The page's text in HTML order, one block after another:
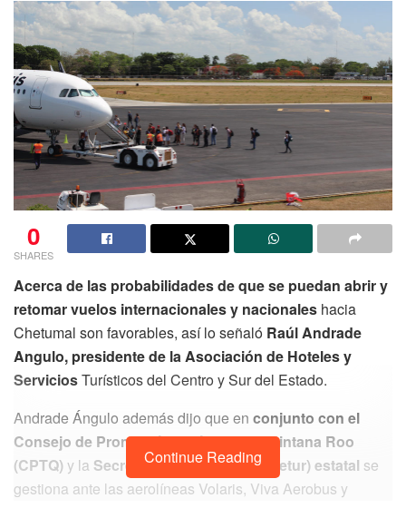
0
SHARES
Acerca de las probabilidades de que se puedan abrir y
retomar vuelos internacionales y nacionales hacia
Chetumal son favorables, así lo señaló Raúl Andrade
Angulo, presidente de la Asociación de Hoteles y
ServiciosTurísticos del Centro y Sur del Estado.
Andrade Ángulo además dijo que en conjunto con el
Consejo de Promoción Turística de Quintana Roo
(CPTQ)y la Secretaría de Turismo (Sedetur) estatal se
gestiona ante las aerolíneas Volaris, Viva Aerobus y
Continue Reading